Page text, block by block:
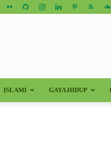
ISLAMI GAYA HIDUP